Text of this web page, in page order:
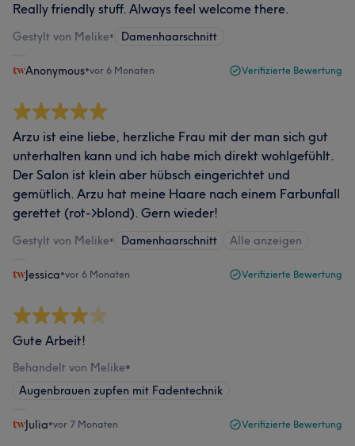
Really friendly stuff. Always feel welcome there.
Gestylt von Melike• Damenhaarschnitt
Anonymous•vor 6 Monaten Verifizierte Bewertung
Arzu ist eine liebe, herzliche Frau mit der man sich gut
unterhalten kann und ich habe mich direkt wohlgefühlt.
Der Salon ist klein aber hübsch eingerichtet und
gemütlich. Arzu hat meine Haare nach einem Farbunfall
gerettet (rot->blond). Gern wieder!
Gestylt von Melike• Damenhaarschnitt Alle anzeigen
Jessica•vor 6 Monaten Verifizierte Bewertung
Gute Arbeit!
Behandelt von Melike•
Augenbrauen zupfen mit Fadentechnik
Julia•vor 7 Monaten Verifizierte Bewertung